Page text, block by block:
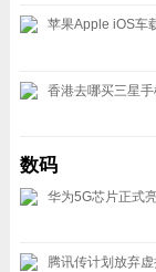
苹果Apple iOS车
香港去哪买三星
数码
华为5G芯片正式
腾讯传计划放弃